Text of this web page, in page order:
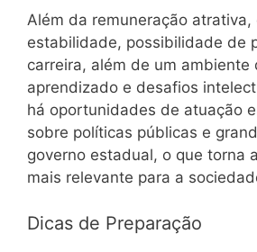
Além da remuneração atrativa,
estabilidade, possibilidade de
carreira, além de um ambiente
aprendizado e desafios
há oportunidades de atuação
sobre políticas públicas e
governo estadual, o que torna
mais relevante para a
Dicas de Preparação